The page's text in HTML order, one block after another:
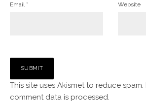
Email * Website
This site uses Akismet to reduce spam.
comment data is processed.